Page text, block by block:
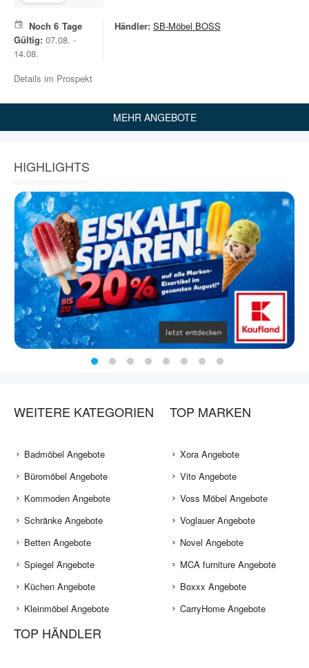
Noch 6 Tage
Gültig: 07.08. -
14.08.
Händler: SB-Möbel BOSS
Details im Prospekt
MEHR ANGEBOTE
HIGHLIGHTS
WEITERE KATEGORIEN
Badmöbel Angebote
Büromöbel Angebote
Kommoden Angebote
Schränke Angebote
Betten Angebote
Spiegel Angebote
Küchen Angebote
Kleinmöbel Angebote
TOP MARKEN
Xora Angebote
Vito Angebote
Voss Möbel Angebote
Voglauer Angebote
Novel Angebote
MCA furniture Angebote
Boxxx Angebote
CarryHome Angebote
TOP HÄNDLER